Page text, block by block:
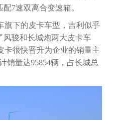
7速双离合变速箱。
旗下的皮卡车型，吉利似乎
风骏和长城炮两大皮卡车
卡很快晋升为企业的销量主
销量达95854辆，占长城总